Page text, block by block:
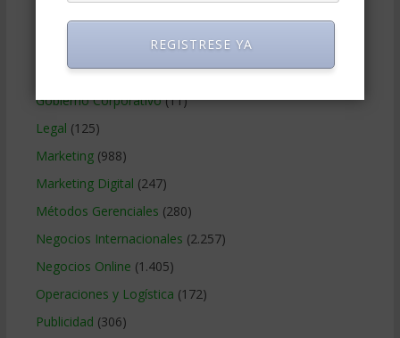
Estrategia Empresarial(304)
Finanzas Corporativas(748)
Gerencia social y ambiental(223)
Gobierno Corporativo(11)
Legal (125)
Marketing(988)
Marketing Digital (247)
Métodos Gerenciales (280)
Negocios Internacionales (2.257)
Negocios Online (1.405)
Operaciones y Logística (172)
Publicidad (306)
REGISTRESE YA